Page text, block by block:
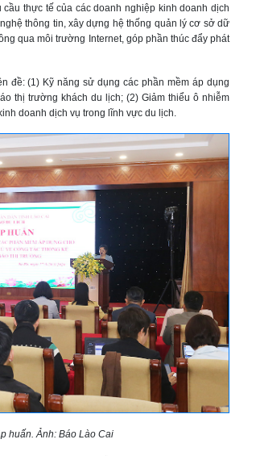
thực tế của các doanh nghiệp kinh doanh dịch
thông tin, xây dựng hệ thống quản lý cơ sở dữ
qua môi trường Internet, góp phần thúc đẩy phát
đề: (1) Kỹ năng sử dụng các phần mềm áp dụng
thị trường khách du lịch; (2) Giảm thiểu ô nhiễm
doanh dịch vụ trong lĩnh vực du lịch.
huấn. Ảnh: Báo Lào Cai